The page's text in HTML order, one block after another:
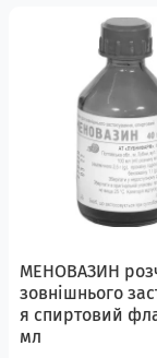
МЕНОВАЗИН
зовнішнього
я спиртовий
мл